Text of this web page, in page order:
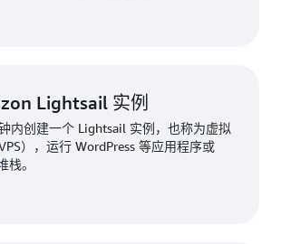
Lightsail 实例
内创建一个 Lightsail 实例，也称为虚拟
），运行 WordPress 等应用程序或
栈。